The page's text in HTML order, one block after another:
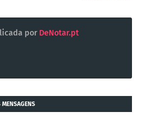
por DeNotar.pt
MENSAGENS